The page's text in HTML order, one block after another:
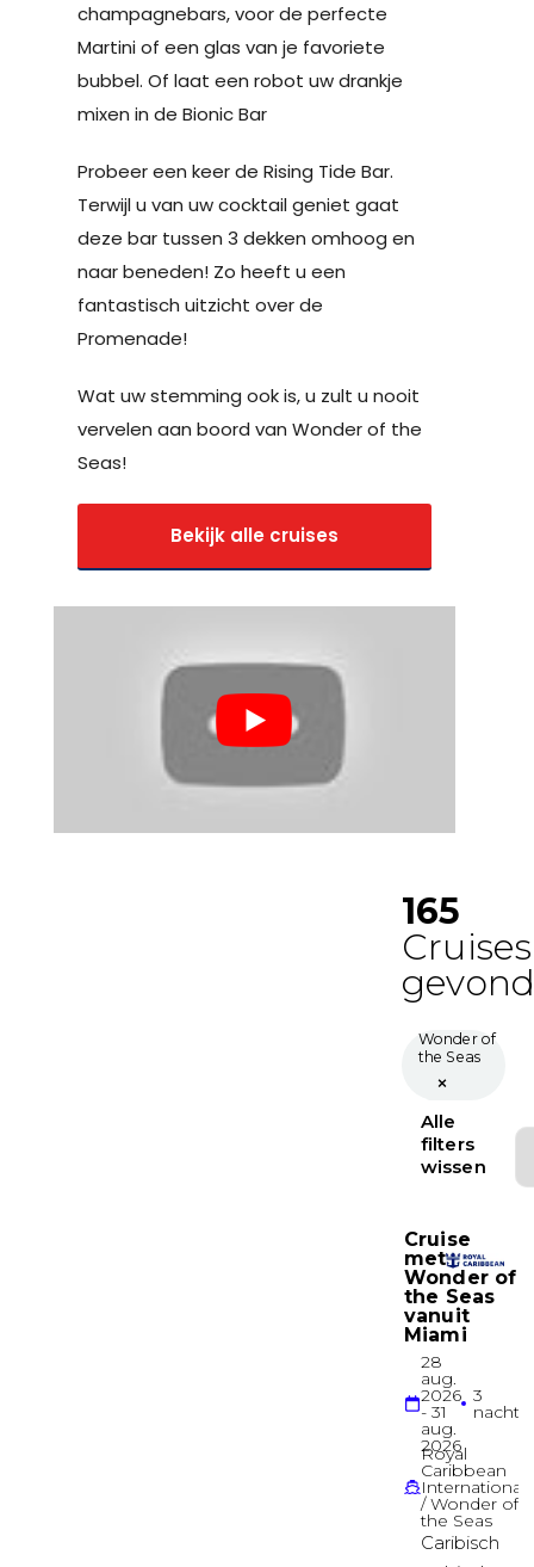
champagnebars, voor de perfecte
Martini of een glas van je favoriete
bubbel. Of laat een robot uw drankje
mixen in de Bionic Bar
Probeer een keer de Rising Tide Bar.
Terwijl u van uw cocktail geniet gaat
deze bar tussen 3 dekken omhoog en
naar beneden! Zo heeft u een
fantastisch uitzicht over de
Promenade!
Wat uw stemming ook is, u zult u nooit
vervelen aan boord van Wonder of the
Seas!
Bekijk alle cruises